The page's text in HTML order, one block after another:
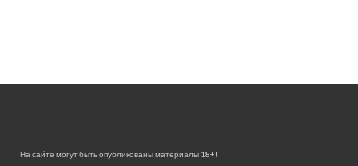
На сайте могут быть опубликованы материалы 18+!